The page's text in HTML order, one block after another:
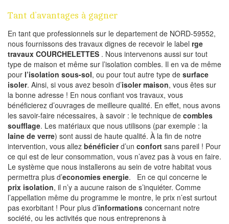
Tant d’avantages à gagner
En tant que professionnels sur le departement de NORD-59552,
nous fournissons des travaux dignes de recevoir le label rge
travaux COURCHELETTES . Nous intervenons aussi sur tout
type de maison et même sur l’isolation combles. Il en va de même
pour l’isolation sous-sol, ou pour tout autre type de surface
isoler. Ainsi, si vous avez besoin d’isoler maison, vous êtes sur
la bonne adresse ! En nous confiant vos travaux, vous
bénéficierez d’ouvrages de meilleure qualité. En effet, nous avons
les savoir-faire nécessaires, à savoir : le technique de combles
soufflage. Les matériaux que nous utilisons (par exemple : la
laine de verre) sont aussi de haute qualité. À la fin de notre
intervention, vous allez bénéficierd’un confort sans pareil ! Pour
ce qui est de leur consommation, vous n’avez pas à vous en faire.
Le système que nous installerons au sein de votre habitat vous
permettra plus d’economies energie. En ce qui concerne le
prix isolation, il n’y a aucune raison de s’inquiéter. Comme
l’appellation même du programme le montre, le prix n’est surtout
pas exorbitant ! Pour plus d’informations concernant notre
société, ou les activités que nous entreprenons à